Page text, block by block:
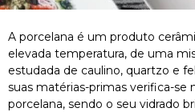
A porcelana é um produto
elevada temperatura, de uma
estudada de caulino, quartzo e
suas matérias-primas verifica-se
porcelana, sendo o seu vidrado